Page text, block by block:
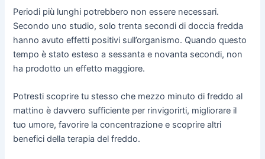
Periodi più lunghi potrebbero non essere necessari.
Secondo uno studio, solo trenta secondi di doccia fredda
hanno avuto effetti positivi sull’organismo. Quando questo
tempo è stato esteso a sessanta e novanta secondi, non
ha prodotto un effetto maggiore.
Potresti scoprire tu stesso che mezzo minuto di freddo al
mattino è davvero sufficiente per rinvigorirti, migliorare il
tuo umore, favorire la concentrazione e scoprire altri
benefici della terapia del freddo.